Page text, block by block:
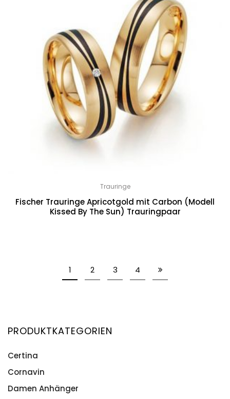
Trauringe
Fischer Trauringe Apricotgold mit Carbon (Modell
Kissed By The Sun) Trauringpaar
1 2 3 4
PRODUKTKATEGORIEN
Certina
Cornavin
Damen Anhänger